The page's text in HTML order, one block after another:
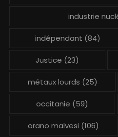
industrie
indépendant (84)
Justice (23)
métaux lourds (25)
occitanie (59)
orano malvesi (106)